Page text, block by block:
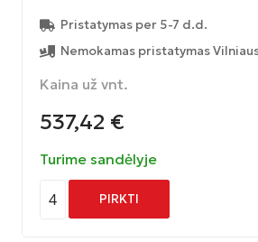
Pristatymas per 5-7 d.d.
Nemokamas pristatymas
Kaina už vnt.
537,42 €
Turime sandėlyje
4 PIRKTI